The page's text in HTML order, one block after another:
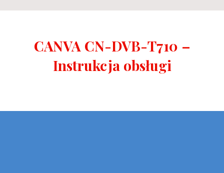
CANVA CN-DVB-T710 –
Instrukcja obsługi